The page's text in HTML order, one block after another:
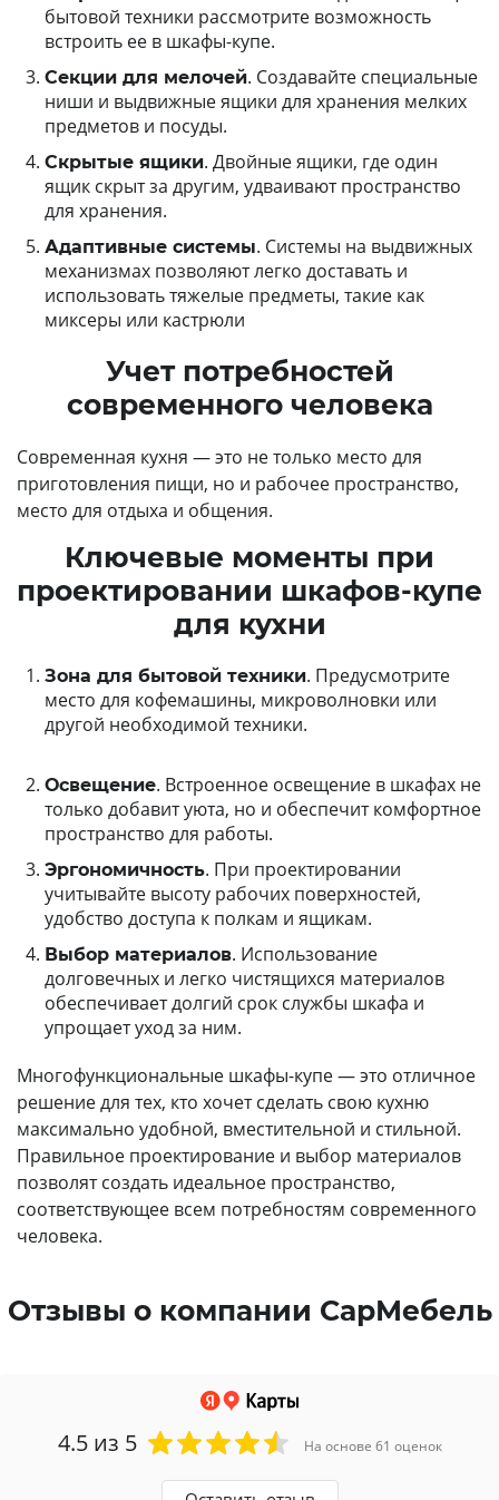
бытовой техники рассмотрите возможность
встроить ее в шкафы-купе.
Секции для мелочей. Создавайте специальные
ниши и выдвижные ящики для хранения мелких
предметов и посуды.
Скрытые ящики. Двойные ящики, где один
ящик скрыт за другим, удваивают пространство
для хранения.
Адаптивные системы. Системы на выдвижных
механизмах позволяют легко доставать и
использовать тяжелые предметы, такие как
миксеры или кастрюли
Учет потребностей
современного человека
Современная кухня — это не только место для
приготовления пищи, но и рабочее пространство,
место для отдыха и общения.
Ключевые моменты при
проектировании шкафов-купе
для кухни
Зона для бытовой техники. Предусмотрите
место для кофемашины, микроволновки или
другой необходимой техники.
Освещение. Встроенное освещение в шкафах не
только добавит уюта, но и обеспечит комфортное
пространство для работы.
Эргономичность. При проектировании
учитывайте высоту рабочих поверхностей,
удобство доступа к полкам и ящикам.
Выбор материалов. Использование
долговечных и легко чистящихся материалов
обеспечивает долгий срок службы шкафа и
упрощает уход за ним.
Многофункциональные шкафы-купе — это отличное
решение для тех, кто хочет сделать свою кухню
максимально удобной, вместительной и стильной.
Правильное проектирование и выбор материалов
позволят создать идеальное пространство,
соответствующее всем потребностям современного
человека.
Отзывы о компании СарМебель
4.5из 5 На основе 61 оценок